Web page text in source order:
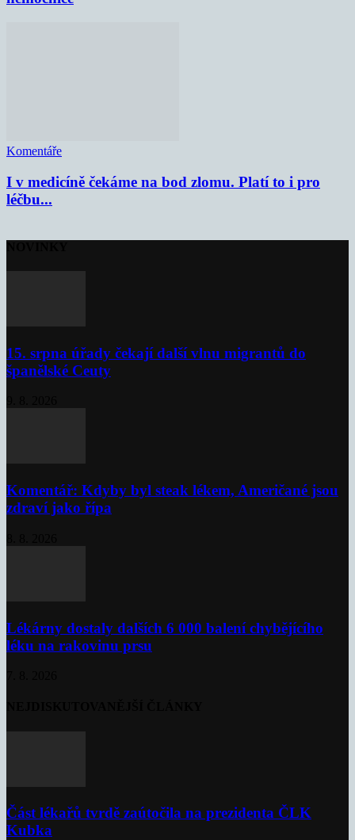
Komentáře
I v medicíně čekáme na bod zlomu. Platí to i pro
léčbu...
15. srpna úřady čekají další vlnu migrantů do
španělské Ceuty
Komentář: Kdyby byl steak lékem, Američané jsou
zdraví jako řípa
Lékárny dostaly dalších 6 000 balení chybějícího
léku na rakovinu prsu
Část lékařů tvrdě zaútočila na prezidenta ČLK
Kubka